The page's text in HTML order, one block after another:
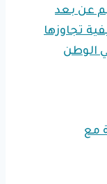
عن بعد
تجاوزها
الوطن
مع